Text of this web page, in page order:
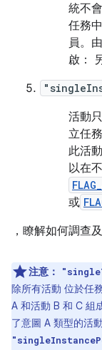
統不
任務
員。
啟：
活動
立任
此活
以在
或
，瞭解如何調查
注意：
除所有活動 位於任
A 和活動 B 和 C 組
了意圖 A 類型的活